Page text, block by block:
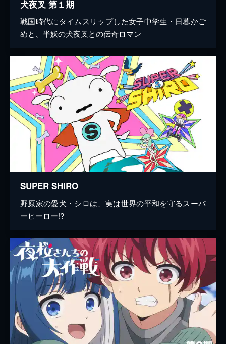
犬夜叉 第１期
戦国時代にタイムスリップした女子中学生・日暮かご
めと、半妖の犬夜叉との伝奇ロマン
SUPER SHIRO
野原家の愛犬・シロは、実は世界の平和を守るスーパ
ーヒーロー!?